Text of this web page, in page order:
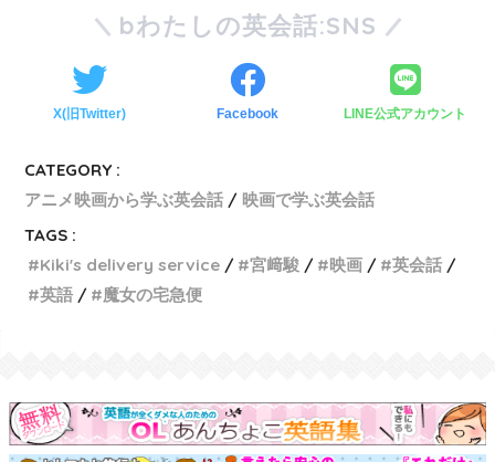
bわたしの英会話:SNS
X(旧Twitter) Facebook LINE公式アカウント
CATEGORY :
アニメ映画から学ぶ英会話
映画で学ぶ英会話
TAGS :
Kiki's delivery service
宮﨑駿 映画
英会話
英語
魔女の宅急便